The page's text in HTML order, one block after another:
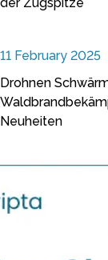
11 February 2025
Drohnen
Neuheiten